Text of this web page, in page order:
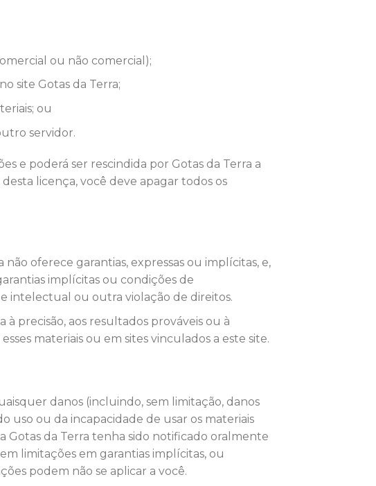
ou não comercial);
site Gotas da Terra;
ou
servidor.
e poderá ser rescindida por Gotas da Terra a
licença, você deve apagar todos os
não oferece garantias, expressas ou implícitas, e,
implícitas ou condições de
intelectual ou outra violação de direitos.
precisão, aos resultados prováveis ​​ou à
materiais ou em sites vinculados a este site.
danos (incluindo, sem limitação, danos
ou da incapacidade de usar os materiais
Gotas da Terra tenha sido notificado oralmente
limitações em garantias implícitas, ou
podem não se aplicar a você.